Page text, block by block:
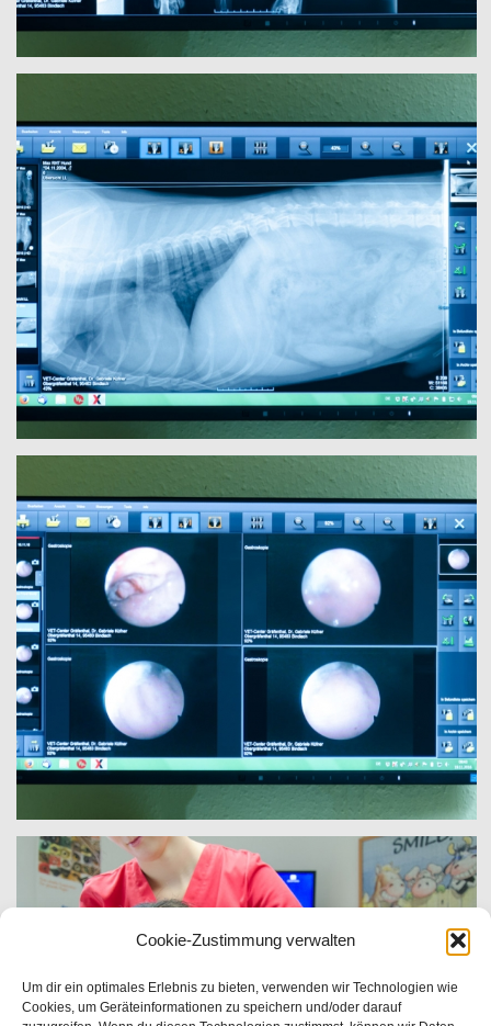
Cookie-Zustimmung verwalten
Um dir ein optimales Erlebnis zu bieten, verwenden wir Technologien wie
Cookies, um Geräteinformationen zu speichern und/oder darauf